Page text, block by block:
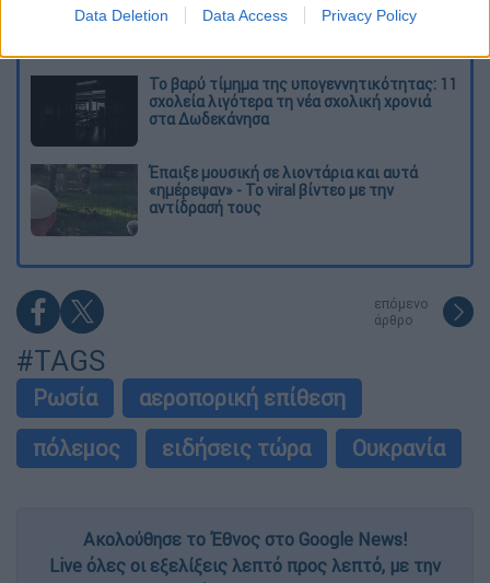
Data Deletion Data Access Privacy Policy
που έκρυβε ο γιος του στον καταψύκτη -
«Τον αγαπούσε παθολογικά»
Το βαρύ τίμημα της υπογεννητικότητας: 11
σχολεία λιγότερα τη νέα σχολική χρονιά
στα Δωδεκάνησα
Έπαιξε μουσική σε λιοντάρια και αυτά
«ημέρεψαν» - Το viral βίντεο με την
αντίδρασή τους
επόμενο
άρθρο
#TAGS
Ρωσία
αεροπορική επίθεση
πόλεμος
ειδήσεις τώρα Ουκρανία
Ακολούθησε το Έθνος στο Google News!
Live όλες οι εξελίξεις λεπτό προς λεπτό, με την